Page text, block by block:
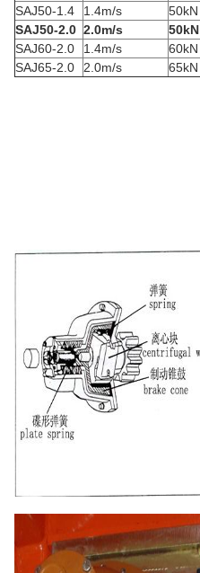
SAJ50-1.4
1.4m/s 50kN
SAJ50-2.0 2.0m/s 50kN
SAJ60-2.0
1.4m/s 60kN
SAJ65-2.0
2.0m/s 65kN